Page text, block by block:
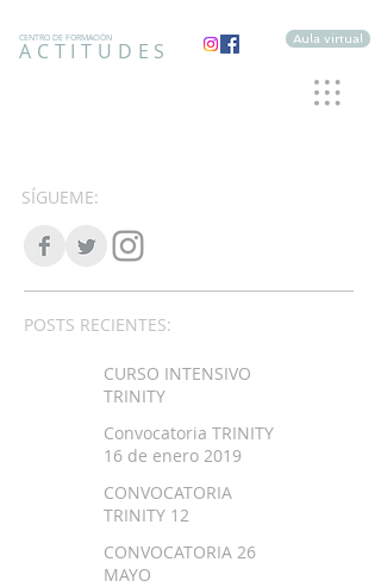
CENTRO DE FORMACIÓN
ACTITUDES Aula virtual
SÍGUEME:
POSTS RECIENTES:
CURSO INTENSIVO
TRINITY
Convocatoria TRINITY
16 de enero 2019
CONVOCATORIA
TRINITY 12
CONVOCATORIA 26
MAYO